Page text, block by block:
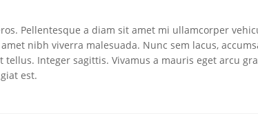
Pellentesque a diam sit amet mi ullamcorper
nibh viverra malesuada. Nunc sem lacus,
Integer sagittis. Vivamus a mauris eget arcu
est.